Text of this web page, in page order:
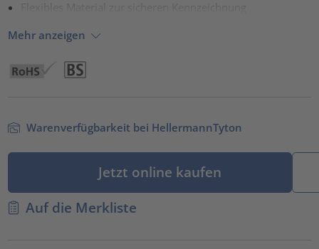
Mehr anzeigen
Warenverfügbarkeit bei HellermannTyton
Jetzt online kaufen
Auf die Merkliste